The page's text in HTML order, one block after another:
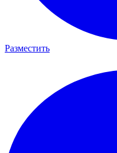
Разместить